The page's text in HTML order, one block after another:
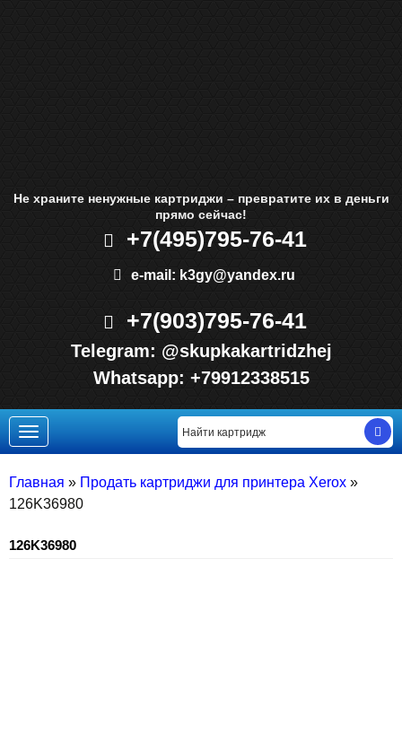
Не храните ненужные картриджи – превратите их в деньги
прямо сейчас!
+7(495)795-76-41
e-mail: k3gy@yandex.ru
+7(903)795-76-41
Telegram: @skupkakartridzhej
Whatsapp: +79912338515
Toggle
navigation
Главная » Продать картриджи для принтера Xerox »
126K36980
126K36980